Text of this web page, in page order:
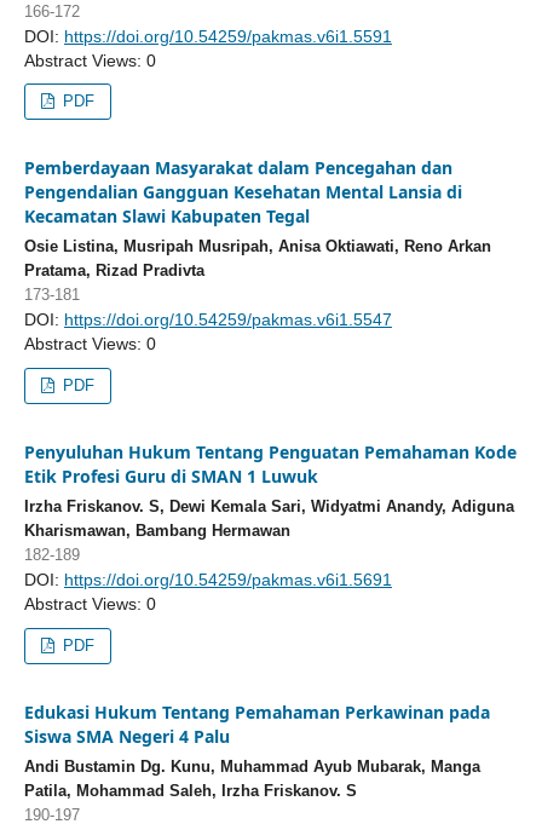
166-172
DOI: https://doi.org/10.54259/pakmas.v6i1.5591
Abstract Views: 0
PDF
Pemberdayaan Masyarakat dalam Pencegahan dan
Pengendalian Gangguan Kesehatan Mental Lansia di
Kecamatan Slawi Kabupaten Tegal
Osie Listina, Musripah Musripah, Anisa Oktiawati, Reno Arkan
Pratama, Rizad Pradivta
173-181
DOI: https://doi.org/10.54259/pakmas.v6i1.5547
Abstract Views: 0
PDF
Penyuluhan Hukum Tentang Penguatan Pemahaman Kode
Etik Profesi Guru di SMAN 1 Luwuk
Irzha Friskanov. S, Dewi Kemala Sari, Widyatmi Anandy, Adiguna
Kharismawan, Bambang Hermawan
182-189
DOI: https://doi.org/10.54259/pakmas.v6i1.5691
Abstract Views: 0
PDF
Edukasi Hukum Tentang Pemahaman Perkawinan pada
Siswa SMA Negeri 4 Palu
Andi Bustamin Dg. Kunu, Muhammad Ayub Mubarak, Manga
Patila, Mohammad Saleh, Irzha Friskanov. S
190-197